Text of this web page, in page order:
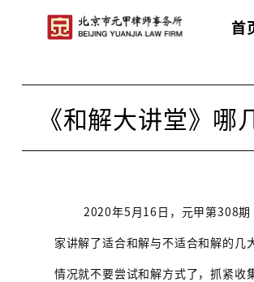
首
首页 > 元甲讲座 > 和解大
《和解大讲堂》哪
2020年5月16日，元甲第308期
家讲解了适合和解与不适合和解的
情况就不要尝试和解方式了，抓紧收